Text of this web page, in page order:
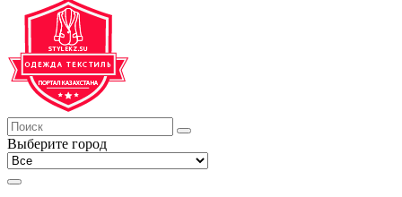
Выберите город